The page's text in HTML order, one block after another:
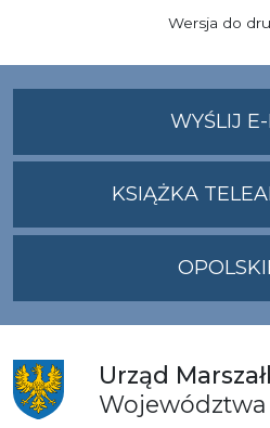
Wersja do
WYŚLIJ
KSIĄŻKA
Urząd
Województwa